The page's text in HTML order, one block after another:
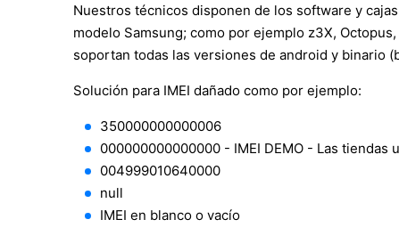
Nuestros técnicos disponen de los software y
modelo Samsung; como por ejemplo z3X,
soportan todas las versiones de android y binario
Solución para IMEI dañado como por ejemplo:
350000000000006
000000000000000 - IMEI DEMO - Las
004999010640000
null
IMEI en blanco o vacío